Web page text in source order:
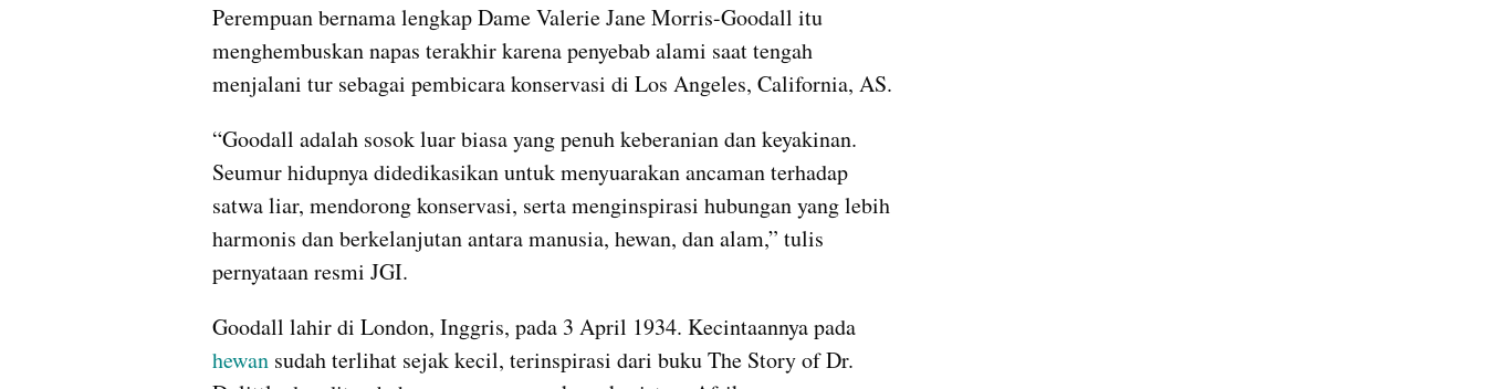
Perempuan bernama lengkap Dame Valerie Jane Morris-Goodall itu
menghembuskan napas terakhir karena penyebab alami saat tengah
menjalani tur sebagai pembicara konservasi di Los Angeles, California, AS.
“Goodall adalah sosok luar biasa yang penuh keberanian dan keyakinan.
Seumur hidupnya didedikasikan untuk menyuarakan ancaman terhadap
satwa liar, mendorong konservasi, serta menginspirasi hubungan yang lebih
harmonis dan berkelanjutan antara manusia, hewan, dan alam,” tulis
pernyataan resmi JGI.
hewan sudah terlihat sejak kecil, terinspirasi dari buku The Story of Dr.